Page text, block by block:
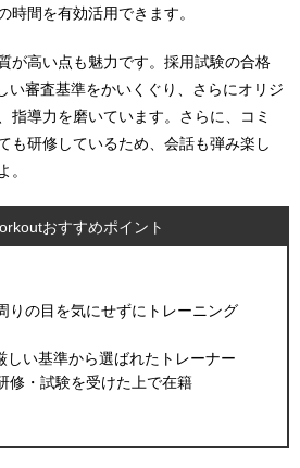
時間を有効活用できます。
が高い点も魅力です。採用試験の合格
い審査基準をかいくぐり、さらにオリジ
指導力を磨いています。さらに、コミ
も研修しているため、会話も弾み楽し
。
おすすめポイント
りの目を気にせずにトレーニング
しい基準から選ばれたトレーナー
修・試験を受けた上で在籍